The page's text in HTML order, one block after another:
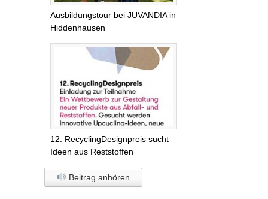
Ausbildungstour bei JUVANDIA in
Hiddenhausen
12. RecyclingDesignpreis sucht
Ideen aus Reststoffen
Beitrag anhören